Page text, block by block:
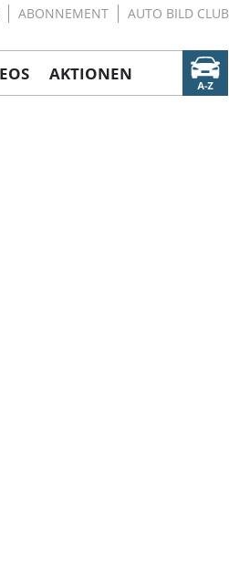
ABONNEMENT AUTO BILD CLUB
AKTIONEN